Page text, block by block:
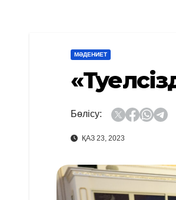
МӘДЕНИЕТ
Бөлісу:
ҚАЗ 23, 2023